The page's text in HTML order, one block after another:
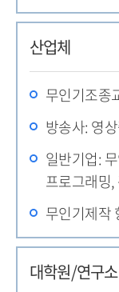
산업체
무인기조종
방송사: 영
일반기업:
프로그래밍
무인기제작
대학원/연구소